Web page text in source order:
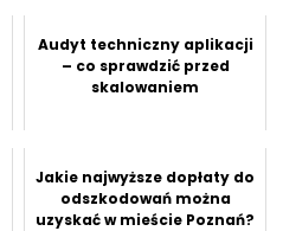
Audyt techniczny aplikacji
– co sprawdzić przed
skalowaniem
Jakie najwyższe dopłaty do
odszkodowań można
uzyskać w mieście Poznań?